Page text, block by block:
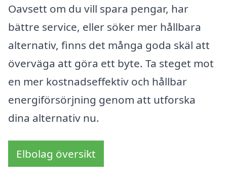
Oavsett om du vill spara pengar, har
bättre service, eller söker mer hållbara
alternativ, finns det många goda skäl att
överväga att göra ett byte. Ta steget mot
en mer kostnadseffektiv och hållbar
energiförsörjning genom att utforska
dina alternativ nu.
Elbolag översikt